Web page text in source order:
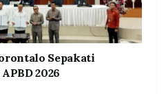
Sepakati
2026